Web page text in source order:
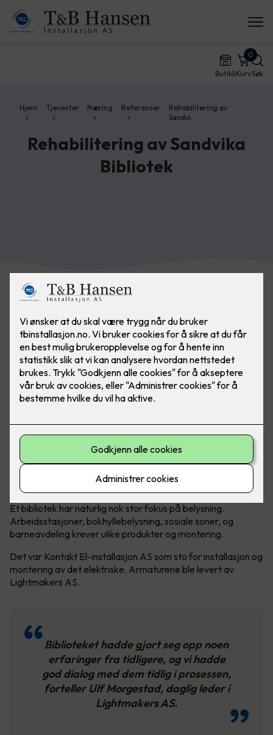
ButikkKurv
0
Søk
Hjem Tjenester Næring Referanser
Rehabilitering av
Sandvi…
Rehabilitering av Sandvika
Bibliotek
Sandvika Bibliotek er et komplekst
bygg der mange behov skal dekkes.
Et bibliotek har naturlig nok stor fokus på belysning.
Arbeidsstasjoner, bokhyllebelysning, sosiale soner, og
barneavdeling krever ulike produkter og montering.
Det var Kontakt El-installasjon AS som sto for installasjon og
montering av det elektriske. Armaturene ble levert av
Lightmakers AS.
Biblioteket hadde gjort seg opp noen
erfaringer fra tidligere, og vi hadde
god dialog med dem tidlig i prosessen,
forteller Ulf Morgestad, daglig leder i
Lightmakers AS.